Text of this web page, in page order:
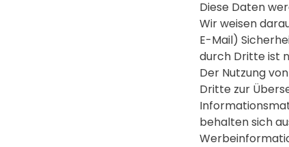
Diese Daten
Wir weisen
E-Mail)
durch Dritte ist
Der Nutzung
Dritte zur
behalten sich